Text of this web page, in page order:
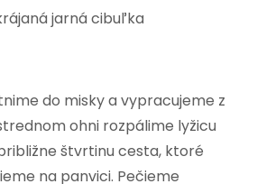
jarná cibuľka
do misky a vypracujeme z
ohni rozpálime lyžicu
štvrtinu cesta, ktoré
na panvici. Pečieme